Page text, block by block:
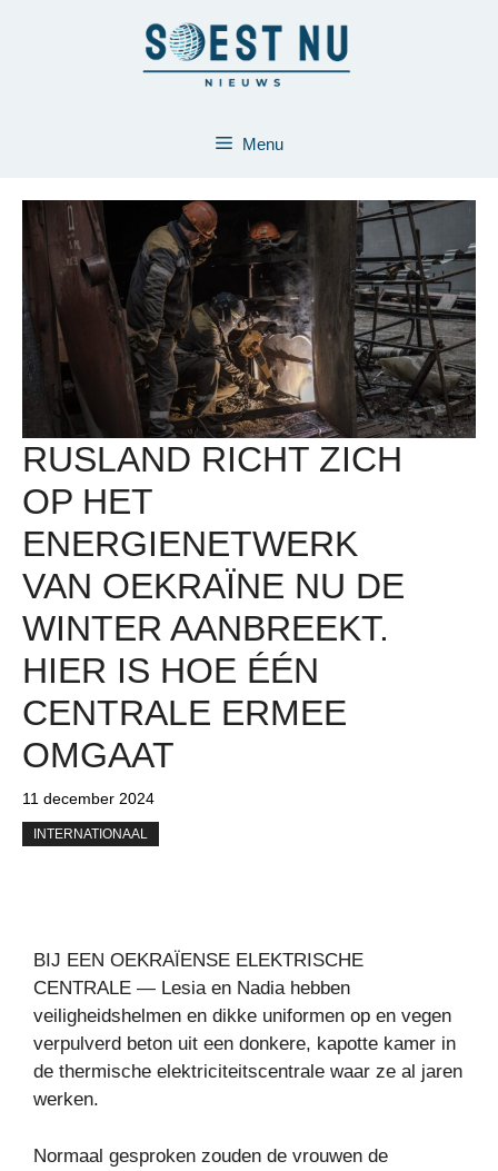
Menu
RUSLAND RICHT ZICH
OP HET
ENERGIENETWERK
VAN OEKRAÏNE NU DE
WINTER AANBREEKT.
HIER IS HOE ÉÉN
CENTRALE ERMEE
OMGAAT
11 december 2024
INTERNATIONAAL
BIJ EEN OEKRAÏENSE ELEKTRISCHE
CENTRALE — Lesia en Nadia hebben
veiligheidshelmen en dikke uniformen op en vegen
verpulverd beton uit een donkere, kapotte kamer in
de thermische elektriciteitscentrale waar ze al jaren
werken.
Normaal gesproken zouden de vrouwen de